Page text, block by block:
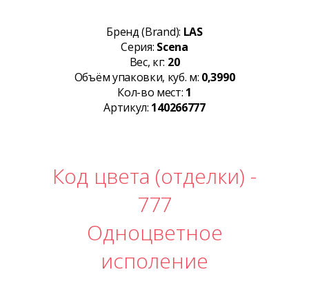
Бренд (Brand): LAS
Серия: Scena
Вес, кг: 20
Объём упаковки, куб. м: 0,3990
Кол-во мест: 1
Артикул: 140266777
Код цвета (отделки) -
777
Одноцветное
исполение